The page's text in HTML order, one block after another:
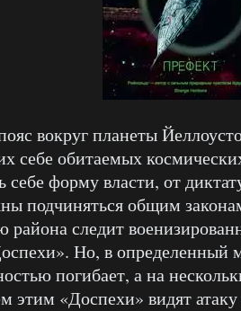
вокруг планеты
себе обитаемых
себе форму власти, от
подчиняться общим
района следит
Но, в определенный
погибает, а на
этим «Доспехи» видят